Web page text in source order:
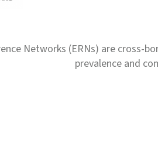
Networks (ERNs) are
prevalence and